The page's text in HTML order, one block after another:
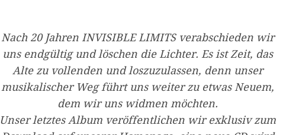
Nach 20 Jahren INVISIBLE LIMITS verabschieden wir
uns endgültig und löschen die Lichter. Es ist Zeit, das
Alte zu vollenden und loszuzulassen, denn unser
musikalischer Weg führt uns weiter zu etwas Neuem,
dem wir uns widmen möchten.
Unser letztes Album veröffentlichen wir exklusiv zum